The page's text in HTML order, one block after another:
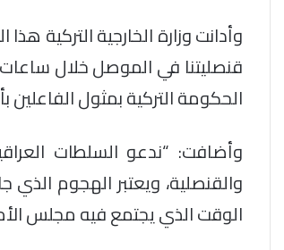
وأدانت وزارة الخارجية
قنصليتنا في الموصل خلال
الحكومة التركية بمثول
وأضافت: “ندعو السلطات
والقنصلية، ويعتبر الهجوم الذي
الوقت الذي يجتمع فيه مجلس